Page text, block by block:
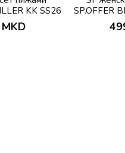
KK SS26
MKD
SP.OFFER